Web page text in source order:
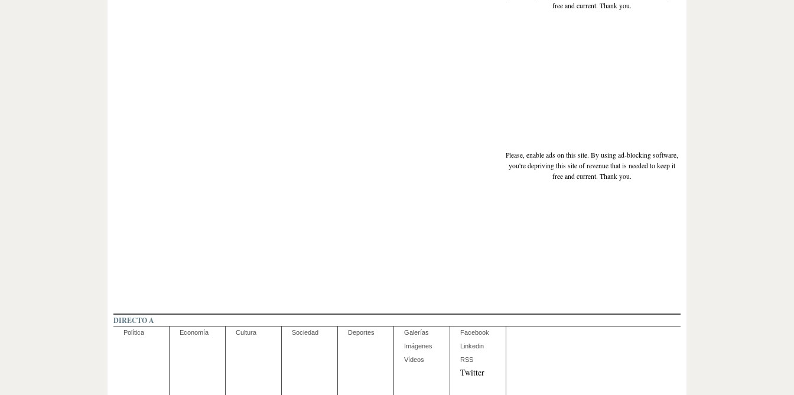
free and current. Thank you.
Please, enable ads on this site. By using ad-blocking software,
you're depriving this site of revenue that is needed to keep it
free and current. Thank you.
DIRECTO A
Política Economía Cultura Sociedad Deportes
Galerías
Imágenes
Vídeos
Facebook
Linkedin
RSS
Twitter